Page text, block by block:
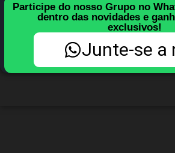
Participe do nosso Grupo no
dentro das novidades e
exclusivos!
Junte-se a